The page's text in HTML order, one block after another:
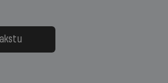
uzcītīga darba, mammas
atbalsts un drosme turpināt
meteovērojumus arī tad, kad